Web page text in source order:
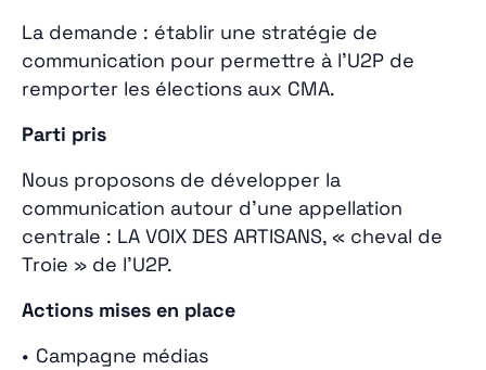
La demande : établir une stratégie de
communication pour permettre à l’U2P de
remporter les élections aux CMA.
Parti pris
Nous proposons de développer la
communication autour d’une appellation
centrale : LA VOIX DES ARTISANS, « cheval de
Troie » de l’U2P.
Actions mises en place
Campagne médias